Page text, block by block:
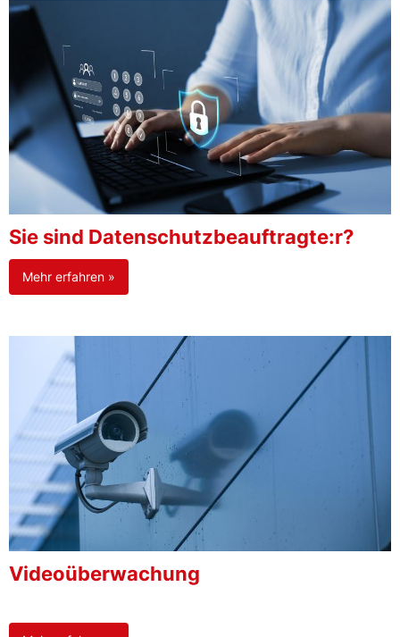
Sie sind Datenschutzbeauftragte:r?
Mehr erfahren »
Videoüberwachung